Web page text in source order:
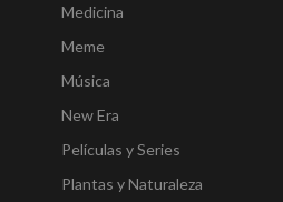
Medicina
Meme
Música
New Era
Películas y Series
Plantas y Naturaleza